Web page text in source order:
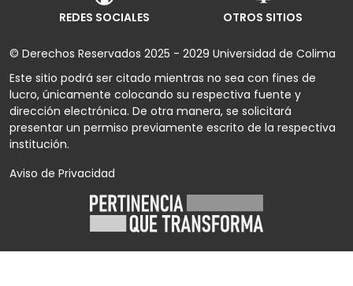
REDES SOCIALES OTROS SITIOS
© Derechos Reservados 2025 - 2029 Universidad de Colima
Este sitio podrá ser citado mientras no sea con fines de
lucro, únicamente colocando su respectiva fuente y
dirección electrónica. De otra manera, se solicitará
presentar un permiso previamente escrito de la respectiva
institución.
Aviso de Privacidad